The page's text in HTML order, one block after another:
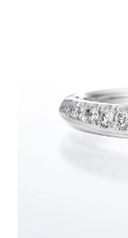
セットリング
エタニティリング
ティアラ
ベビージュエリー
セットリングコレク